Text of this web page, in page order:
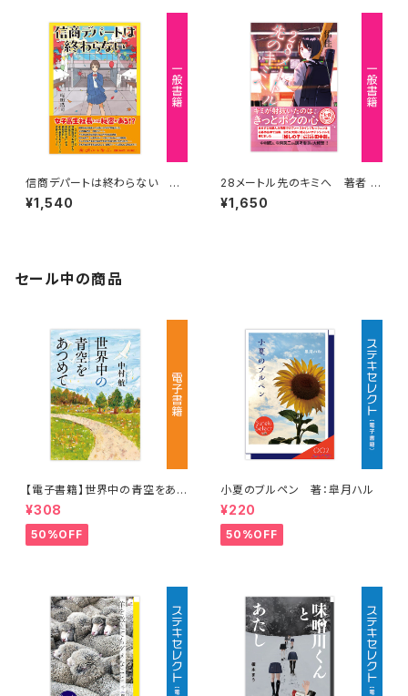
信商デパートは終わらない 著
者 ：塚田浩司
¥1,540
28メートル先のキミへ 著者 ：
佑佳
¥1,650
セール中の商品
【電子書籍】世界中の青空をあつ
めて 著：中村 航
¥308
50%OFF
小夏のブルペン 著：皐月ハル
¥220
50%OFF